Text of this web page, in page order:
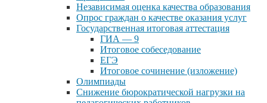
Независимая оценка качества образования
Опрос граждан о качестве оказания услуг
Государственная итоговая аттестация
ГИА — 9
Итоговое собеседование
ЕГЭ
Итоговое сочинение (изложение)
Олимпиады
Снижение бюрократической нагрузки на